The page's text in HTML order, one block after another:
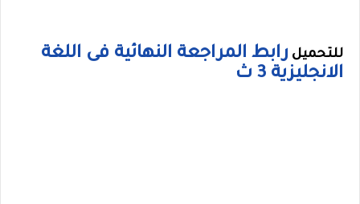
للتحميل رابط المراجعة النهائية فى اللغة
الانجليزية 3 ث